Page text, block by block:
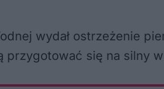
wydał ostrzeżenie
przygotować się na silny